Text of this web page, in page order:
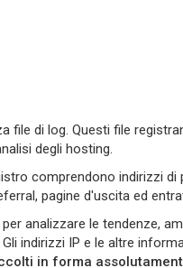
file di log. Questi file
degli hosting.
comprendono indirizzi
pagine d'uscita ed
analizzare le tendenze,
indirizzi IP e le altre
in forma